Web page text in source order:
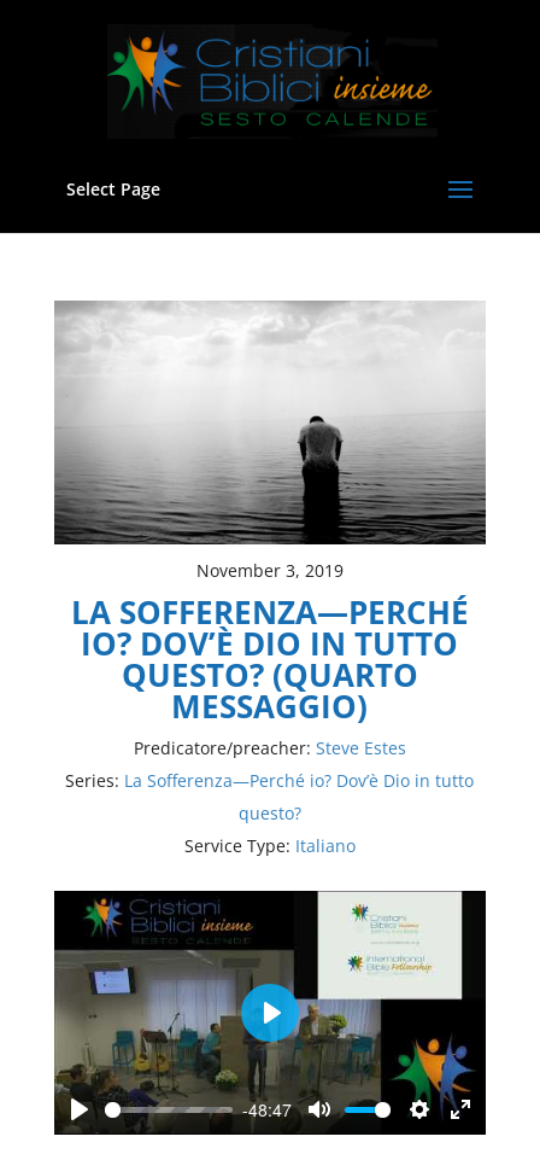
Select Page
November 3, 2019
LA SOFFERENZA—PERCHÉ
IO? DOV’È DIO IN TUTTO
QUESTO? (QUARTO
MESSAGGIO)
Predicatore/preacher: Steve Estes
Series: La Sofferenza—Perché io? Dov’è Dio in tutto
questo?
Service Type: Italiano
Play
-48:47
Mute Settings
Enter
Play